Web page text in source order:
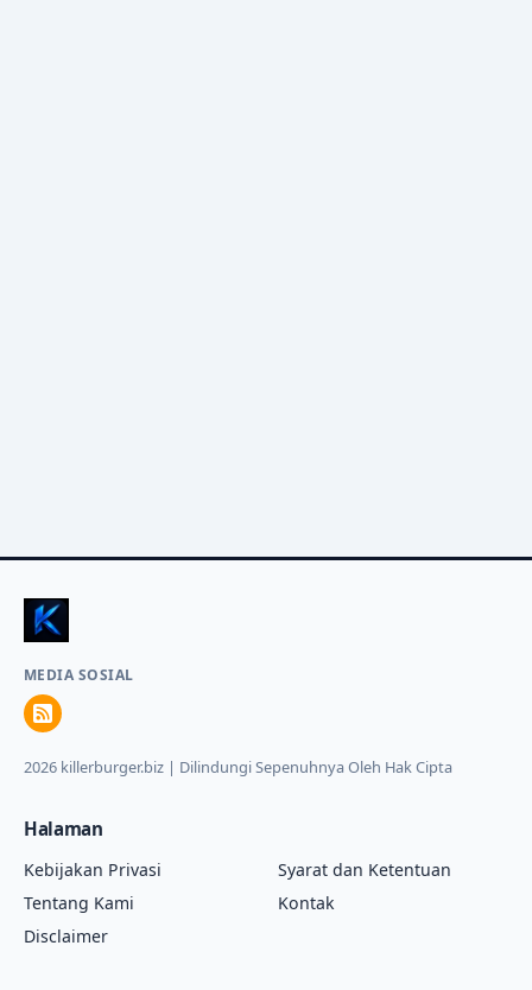
MEDIA SOSIAL
2026 killerburger.biz | Dilindungi Sepenuhnya Oleh Hak Cipta
Halaman
Kebijakan Privasi
Syarat dan Ketentuan
Tentang Kami
Kontak
Disclaimer